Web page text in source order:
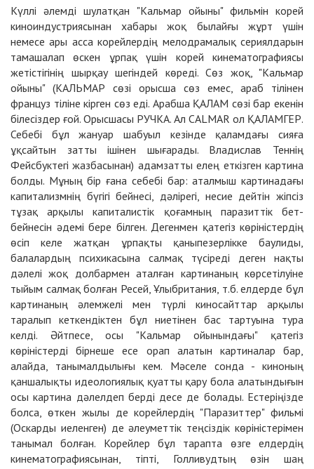
Күллі әлемді шулатқан "Кальмар ойыны" фильмін корей
киноиндустриясынан хабары жоқ былайғы жұрт үшін
немесе ары асса корейлердің мелодрамалық сериялдарын
тамашалап өскен ұрпақ үшін корей кинематографиясы
жетістігінің шырқау шегіндей көреді. Сөз жоқ, "Кальмар
ойыны" (КАЛЬМАР сөзі орысша сөз емес, араб тілінен
француз тіліне кірген сөз еді. Арабша ҚАЛАМ сөзі бар екенін
білесіздер ғой. Орысшасы РУЧКА. Ал CALMAR ол ҚАЛАМГЕР.
Себебі бұл жануар шабуыл кезінде қаламдағы сияға
ұқсайтын затты ішінен шығарады. Владислав Теннің
Фейсбуктегі жазбасынан) адамзатты елең еткізген картина
болды. Мұның бір ғана себебі бар: аталмыш картинадағы
капитализмнің бүгігі бейнесі, дәлірегі, несие дейтін жіпсіз
тұзақ арқылы капиталистік қоғамның паразиттік бет-
бейнесін әдемі бере білген. Дегенмен қатегіз көріністердің
өсіп келе жатқан ұрпақты қаныпезерлікке баулиды,
балалардың психикасына салмақ түсіреді деген нақты
дәлелі жоқ долбармен аталған картинаның көрсетілуіне
тыйым салмақ болған Ресей, Ұлыбритания, т.б. елдерде бұл
картинаның әлемжелі мен түрлі киносайттар арқылы
таралып кеткендіктен бұл ниетінен бас тартуына тура
келді. Әйтпесе, осы "Кальмар ойынындағы" қатегіз
көріністерді бірнеше есе орап алатын картиналар бар,
алайда, танымалдылығы кем. Мәселе сонда - киноның
қаншалықты идеологиялық қуатты қару бола алатындығын
осы картина дәлелдеп берді десе де болады. Естеріңізде
болса, өткен жылы де корейлердің "Паразиттер" фильмі
(Оскарды иеленген) де әлеуметтік теңсіздік көріністерімен
танымал болған. Корейлер бұл тарапта өзге елдердің
кинематографиясынан, тіпті, Голливудтың өзін шаң